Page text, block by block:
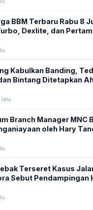
BBM Terbaru Rabu 8
Dexlite, dan
Kabulkan Banding,
Bintang Ditetapkan
lalu
Branch Manager MNC
oleh Hary
Terseret Kasus
Sebut Pendampingan